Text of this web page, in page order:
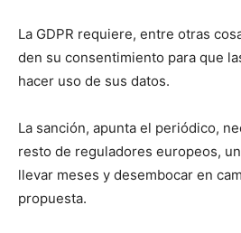
La GDPR requiere, entre otras
den su consentimiento para que
hacer uso de sus datos.
La sanción, apunta el periódico,
resto de reguladores europeos,
llevar meses y desembocar en
propuesta.